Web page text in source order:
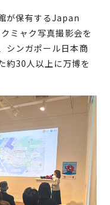
が保有するJapan
ミャク写真撮影会を
シンガポール日本商
約30人以上に万博を